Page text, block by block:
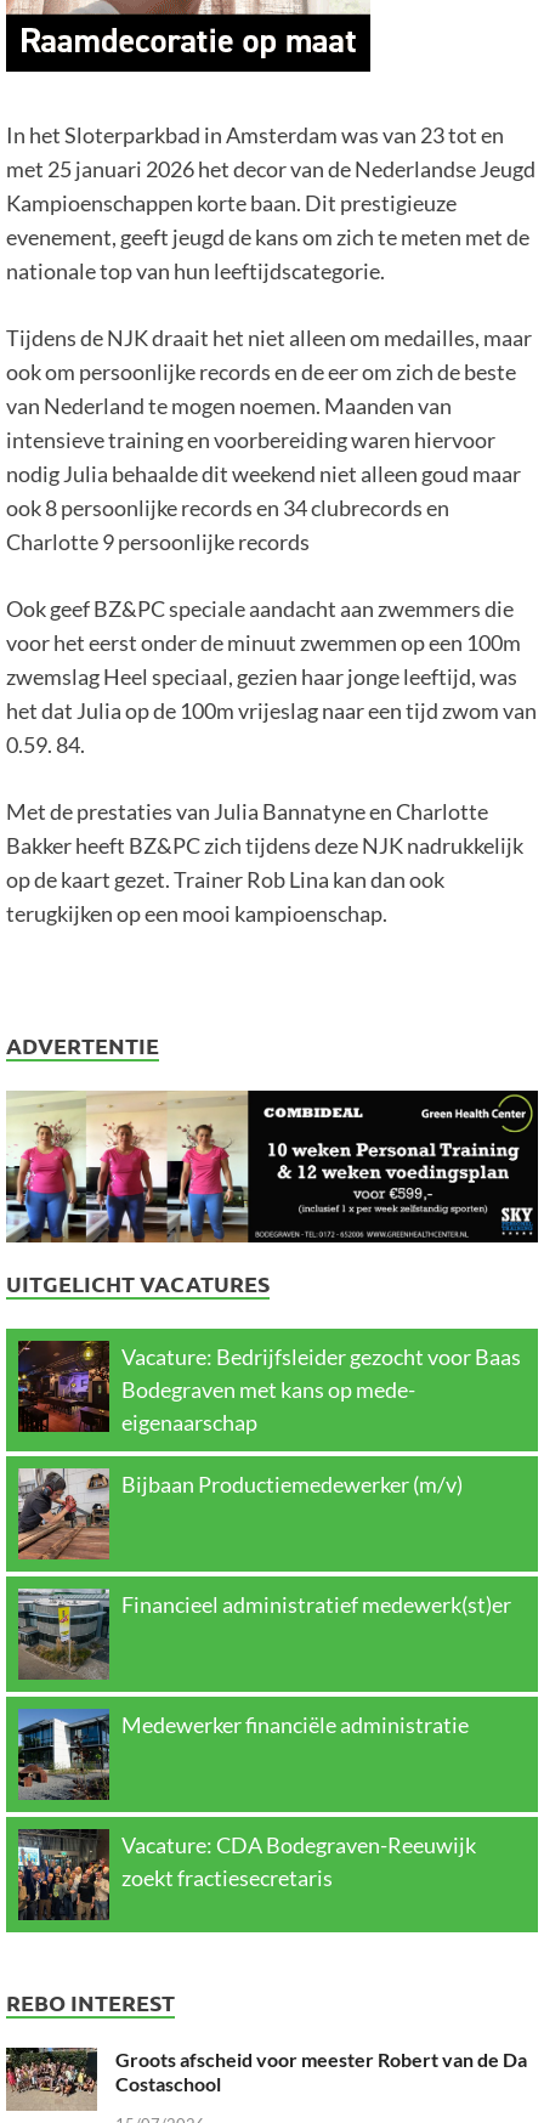
In het Sloterparkbad in Amsterdam was van 23 tot en
met 25 januari 2026 het decor van de Nederlandse Jeugd
Kampioenschappen korte baan. Dit prestigieuze
evenement, geeft jeugd de kans om zich te meten met de
nationale top van hun leeftijdscategorie.
Tijdens de NJK draait het niet alleen om medailles, maar
ook om persoonlijke records en de eer om zich de beste
van Nederland te mogen noemen. Maanden van
intensieve training en voorbereiding waren hiervoor
nodig Julia behaalde dit weekend niet alleen goud maar
ook 8 persoonlijke records en 34 clubrecords en
Charlotte 9 persoonlijke records
Ook geef BZ&PC speciale aandacht aan zwemmers die
voor het eerst onder de minuut zwemmen op een 100m
zwemslag Heel speciaal, gezien haar jonge leeftijd, was
het dat Julia op de 100m vrijeslag naar een tijd zwom van
0.59. 84.
Met de prestaties van Julia Bannatyne en Charlotte
Bakker heeft BZ&PC zich tijdens deze NJK nadrukkelijk
op de kaart gezet. Trainer Rob Lina kan dan ook
terugkijken op een mooi kampioenschap.
ADVERTENTIE
UITGELICHT VACATURES
Vacature: Bedrijfsleider gezocht voor Baas
Bodegraven met kans op mede-
eigenaarschap
Bijbaan Productiemedewerker (m/v)
Financieel administratief medewerk(st)er
Medewerker financiële administratie
Vacature: CDA Bodegraven-Reeuwijk
zoekt fractiesecretaris
REBO INTEREST
Groots afscheid voor meester Robert van de Da
Costaschool